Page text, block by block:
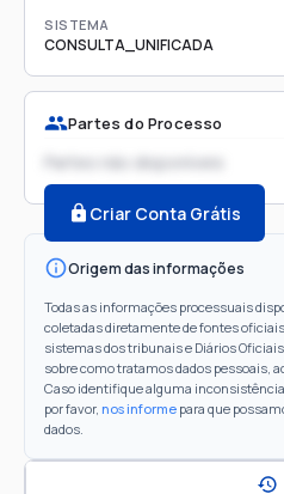
SISTEMA
CONSULTA_UNIFICADA
Partes do Processo
Partes não disponíveis
Criar Conta Grátis
Origem das informações
Todas as informações processuais
coletadas diretamente de fontes
sistemas dos tribunais e Diários
sobre como tratamos dados pessoais,
Caso identifique alguma
por favor, nos informe para que
dados.